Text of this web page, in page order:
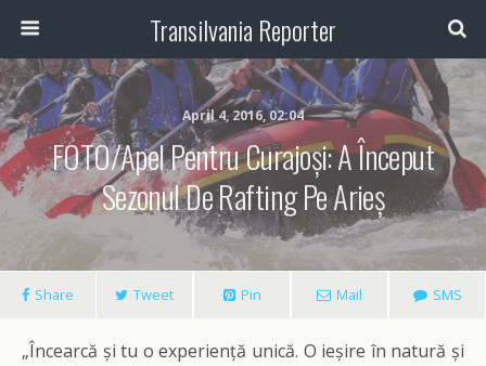
Transilvania Reporter
April 4, 2016, 02:04
FOTO/Apel Pentru Curajoși: A Început
Sezonul De Rafting Pe Arieș
Share Tweet Pin Mail SMS
„Încearcă și tu o experiență unică. O ieșire în natură și